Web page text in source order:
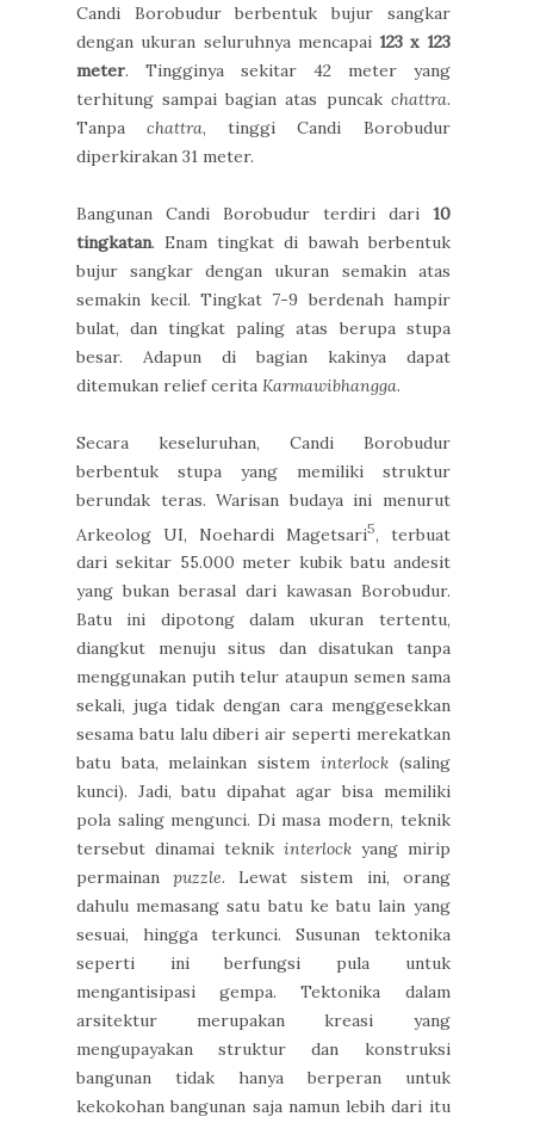
Candi Borobudur berbentuk bujur sangkar
dengan ukuran seluruhnya mencapai123 x 123
meter. Tingginya sekitar 42 meter yang
terhitung sampai bagian atas puncak chattra.
Tanpachattra, tinggi Candi Borobudur
diperkirakan 31 meter.
Bangunan Candi Borobudur terdiri dari 10
tingkatan. Enam tingkat di bawah berbentuk
bujur sangkar dengan ukuran semakin atas
semakin kecil. Tingkat 7-9 berdenah hampir
bulat, dan tingkat paling atas berupa stupa
besar. Adapun di bagian kakinya dapat
ditemukan relief cerita Karmawibhangga.
Secara keseluruhan, Candi Borobudur
berbentuk stupa yang memiliki struktur
berundak teras. Warisan budaya ini menurut
Arkeolog UI, Noehardi Magetsari5, terbuat
dari sekitar 55.000 meter kubik batu andesit
yang bukan berasal dari kawasan Borobudur.
Batu ini dipotong dalam ukuran tertentu,
diangkut menuju situs dan disatukan tanpa
menggunakan putih telur ataupun semen sama
sekali, juga tidak dengan cara menggesekkan
sesama batu lalu diberi air seperti merekatkan
batu bata, melainkan sistem interlock(saling
kunci). Jadi, batu dipahat agar bisa memiliki
pola saling mengunci. Di masa modern, teknik
tersebut dinamai teknik interlockyang mirip
permainanpuzzle. Lewat sistem ini, orang
dahulu memasang satu batu ke batu lain yang
sesuai, hingga terkunci. Susunan tektonika
seperti ini berfungsi pula untuk
mengantisipasi gempa. Tektonika dalam
arsitektur merupakan kreasi yang
mengupayakan struktur dan konstruksi
bangunan tidak hanya berperan untuk
kekokohan bangunan saja namun lebih dari itu